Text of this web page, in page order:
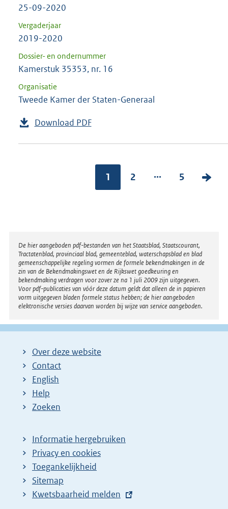
25-09-2020
Vergaderjaar
2019-2020
Dossier- en ondernummer
Kamerstuk 35353, nr. 16
Organisatie
Tweede Kamer der Staten-Generaal
Download PDF
1 2 ... 5
V
g
Disclaimer
De hier aangeboden pdf-bestanden van het Staatsblad, Staatscourant,
Tractatenblad, provinciaal blad, gemeenteblad, waterschapsblad en blad
gemeenschappelijke regeling vormen de formele bekendmakingen in de
zin van de Bekendmakingswet en de Rijkswet goedkeuring en
bekendmaking verdragen voor zover ze na 1 juli 2009 zijn uitgegeven.
Voor pdf-publicaties van vóór deze datum geldt dat alleen de in papieren
vorm uitgegeven bladen formele status hebben; de hier aangeboden
elektronische versies daarvan worden bij wijze van service aangeboden.
Over deze website
Contact
English
Help
Zoeken
Informatie hergebruiken
Privacy en cookies
Toegankelijkheid
Sitemap
E
Kwetsbaarheid melden